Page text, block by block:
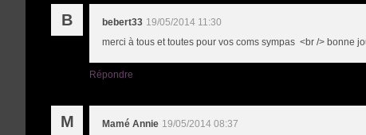
B bebert33 19/05/2014 11:30
merci à tous et toutes pour vos coms sympas <br /> bonne
Répondre
M Mamé Annie 19/05/2014 08:37